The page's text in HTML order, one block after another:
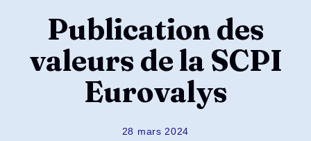
Publication des
valeurs de la SCPI
Eurovalys
28 mars 2024